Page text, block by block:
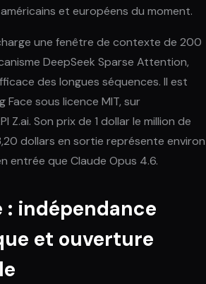
et européens du moment.
une fenêtre de contexte de 200
DeepSeek Sparse Attention,
des longues séquences. Il est
Face sous licence MIT, sur
Z.ai. Son prix de 1 dollar le million de
dollars en sortie représente environ
entrée que Claude Opus 4.6.
: indépendance
et ouverture